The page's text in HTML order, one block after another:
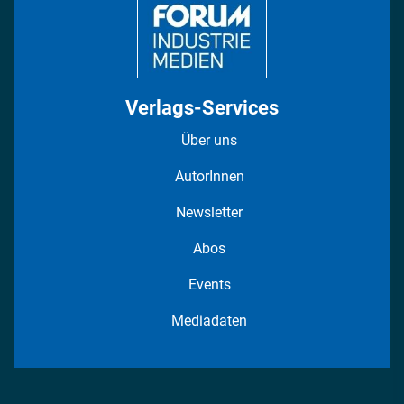
Verlags-Services
Über uns
AutorInnen
Newsletter
Abos
Events
Mediadaten